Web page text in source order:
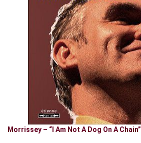
Morrissey – “I Am Not A Dog On A Chain”